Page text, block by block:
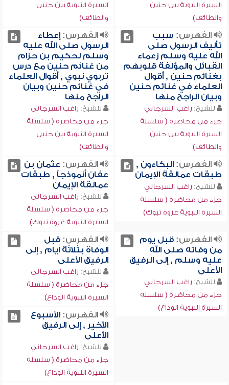
السيرة النبوية بين حنين
والطائف)
السيرة النبوية بين حنين
والطائف)
الفهرس: سبب
تأليف الرسول صلى
الله عليه وسلم زعماء
القبائل والمؤلفة قلوبهم
بغنائم حنين , أقوال
العلماء في غنائم حنين
وبيان الراجح منها
للشيخ: راغب السرجاني
جزء من محاضرة ( سلسلة
السيرة النبوية بين حنين
والطائف)
الفهرس:إعطاء
الرسول صلى الله عليه
وسلم لحكيم بن حزام
من غنائم حنين مع درس
تربوي نبوي , أقوال العلماء
في غنائم حنين وبيان
الراجح منها
للشيخ: راغب السرجاني
جزء من محاضرة ( سلسلة
السيرة النبوية بين حنين
والطائف)
الفهرس:البكاءون ,
طبقات عمالقة الإيمان
للشيخ: راغب السرجاني
جزء من محاضرة ( سلسلة
السيرة النبوية غزوة تبوك)
الفهرس: عثمان بن
عفان أنموذجاً , طبقات
عمالقة الإيمان
للشيخ: راغب السرجاني
جزء من محاضرة ( سلسلة
السيرة النبوية غزوة تبوك)
الفهرس:قبل يوم
من وفاته صلى الله
عليه وسلم , إلى الرفيق
الأعلى
للشيخ: راغب السرجاني
جزء من محاضرة ( سلسلة
السيرة النبوية الوداع)
الفهرس:قبل
الوفاة بثلاثة أيام , إلى
الرفيق الأعلى
للشيخ: راغب السرجاني
جزء من محاضرة ( سلسلة
السيرة النبوية الوداع)
الفهرس:الأسبوع
الأخير , إلى الرفيق
الأعلى
للشيخ: راغب السرجاني
جزء من محاضرة ( سلسلة
السيرة النبوية الوداع)